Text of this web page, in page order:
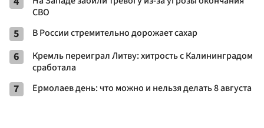
СВО
5 В России стремительно дорожает сахар
6
Кремль переиграл Литву: хитрость с Калининградом
сработала
7 Ермолаев день: что можно и нельзя делать 8 августа